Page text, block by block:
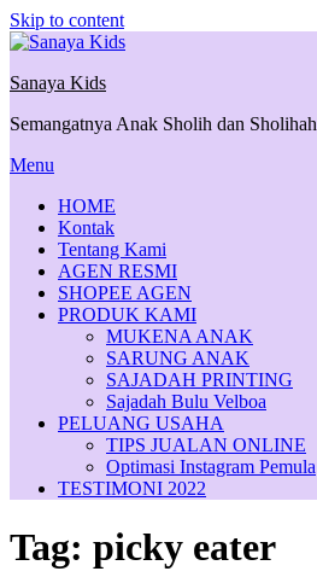
Skip to content
Sanaya Kids
Semangatnya Anak Sholih dan Sholihah
Menu
HOME
Kontak
Tentang Kami
AGEN RESMI
SHOPEE AGEN
PRODUK KAMI
MUKENA ANAK
SARUNG ANAK
SAJADAH PRINTING
Sajadah Bulu Velboa
PELUANG USAHA
TIPS JUALAN ONLINE
Optimasi Instagram Pemula
TESTIMONI 2022
Tag: picky eater